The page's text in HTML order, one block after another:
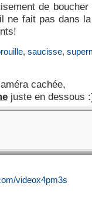
de
ne fait pas dans
, saucisse,
cachée,
juste en dessous
videox4pm3s